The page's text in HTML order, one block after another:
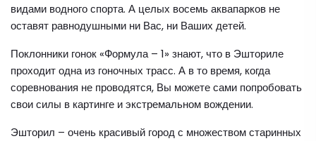
видами водного спорта. А целых восемь аквапарков не
оставят равнодушными ни Вас, ни Ваших детей.
Поклонники гонок «Формула – 1» знают, что в Эшториле
проходит одна из гоночных трасс. А в то время, когда
соревнования не проводятся, Вы можете сами попробовать
свои силы в картинге и экстремальном вождении.
Эшторил – очень красивый город с множеством старинных